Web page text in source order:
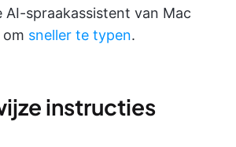
AI-spraakassistent van Mac
sneller te typen.
instructies